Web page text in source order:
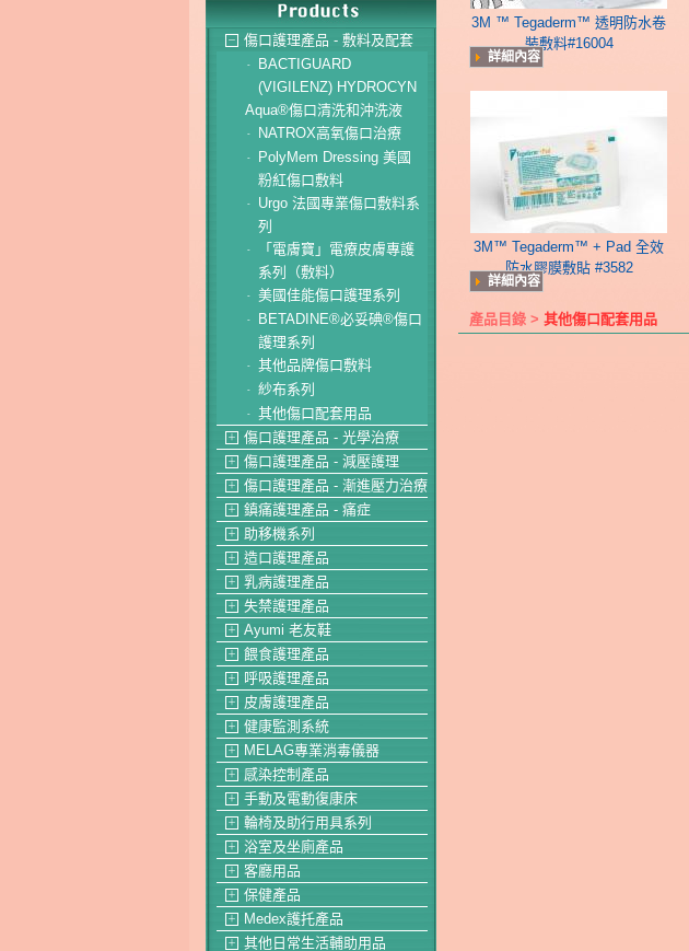
－ 傷口護理產品 - 敷料及配套
-
BACTIGUARD
(VIGILENZ) HYDROCYN
Aqua®傷口清洗和沖洗液
- NATROX高氧傷口治療
-
PolyMem Dressing 美國
粉紅傷口敷料
-
Urgo 法國專業傷口敷料系
列
-
「電膚寶」電療皮膚專護
系列（敷料）
- 美國佳能傷口護理系列
-
BETADINE®必妥碘®傷口
護理系列
- 其他品牌傷口敷料
- 紗布系列
- 其他傷口配套用品
＋ 傷口護理產品 - 光學治療
＋ 傷口護理產品 - 減壓護理
＋ 傷口護理產品 - 漸進壓力治療
＋ 鎮痛護理產品 - 痛症
＋ 助移機系列
＋ 造口護理產品
＋ 乳病護理產品
＋ 失禁護理產品
＋ Ayumi 老友鞋
＋ 餵食護理產品
＋ 呼吸護理產品
＋ 皮膚護理產品
＋ 健康監測系統
＋ MELAG專業消毒儀器
＋ 感染控制產品
＋ 手動及電動復康床
＋ 輪椅及助行用具系列
＋ 浴室及坐廁產品
＋ 客廳用品
＋ 保健產品
＋ Medex護托產品
＋ 其他日常生活輔助用品
3M ™ Tegaderm™ 透明防水卷
裝敷料#16004
詳細內容
3M™ Tegaderm™ + Pad 全效
防水膠膜敷貼 #3582
詳細內容
產品目錄 > 其他傷口配套用品